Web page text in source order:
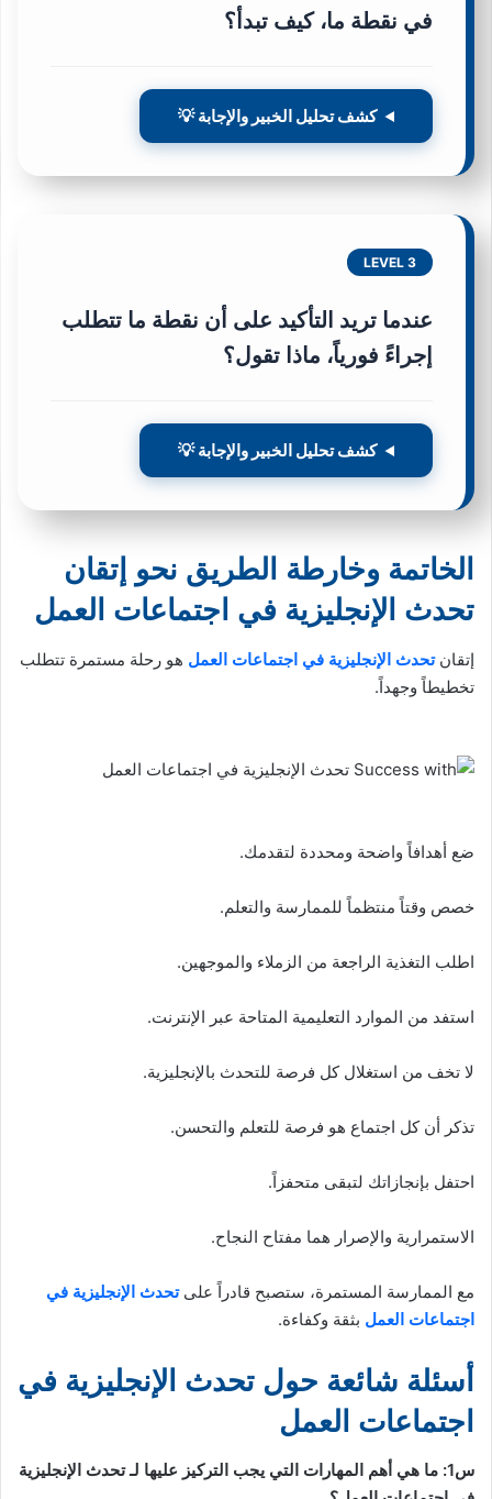
في نقطة ما، كيف تبدأ؟
كشف تحليل الخبير والإجابة 💡
LEVEL 3
عندما تريد التأكيد على أن نقطة ما تتطلب
إجراءً فورياً، ماذا تقول؟
كشف تحليل الخبير والإجابة 💡
الخاتمة وخارطة الطريق نحو إتقان
تحدث الإنجليزية في اجتماعات العمل
إتقانتحدث الإنجليزية في اجتماعات العمل هو رحلة مستمرة تتطلب
تخطيطاً وجهداً.
ضع أهدافاً واضحة ومحددة لتقدمك.
خصص وقتاً منتظماً للممارسة والتعلم.
اطلب التغذية الراجعة من الزملاء والموجهين.
استفد من الموارد التعليمية المتاحة عبر الإنترنت.
لا تخف من استغلال كل فرصة للتحدث بالإنجليزية.
تذكر أن كل اجتماع هو فرصة للتعلم والتحسن.
احتفل بإنجازاتك لتبقى متحفزاً.
الاستمرارية والإصرار هما مفتاح النجاح.
مع الممارسة المستمرة، ستصبح قادراً علىتحدث الإنجليزية في
اجتماعات العمل بثقة وكفاءة.
أسئلة شائعة حول تحدث الإنجليزية في
اجتماعات العمل
س1: ما هي أهم المهارات التي يجب التركيز عليها لـ تحدث الإنجليزية